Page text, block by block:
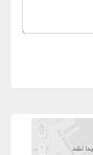
نشد.